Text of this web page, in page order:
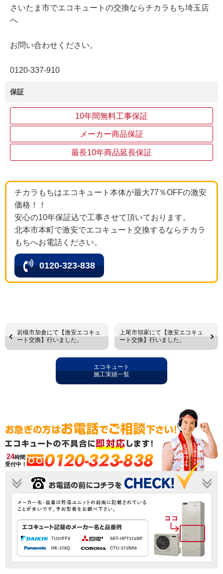
さいたま市でエコキュートの交換ならチカラもち埼玉店
へ
お問い合わせください。
0120‐337‐910
保証
10年間無料工事保証
メーカー商品保証
最長10年商品延長保証
チカラもちはエコキュート本体が最大77％OFFの激安
価格！！
安心の10年保証込で工事させて頂いております。
北本市本町で激安でエコキュート交換するならチカラ
もちへお電話ください。
0120-323-838
岩槻市加倉にて【激安エコキュ
ート交換】行いました。
上尾市領家にて【激安エコキュ
ート交換】行いました。
エコキュート
施工実績一覧
24時間
受付中！
0120-323-838